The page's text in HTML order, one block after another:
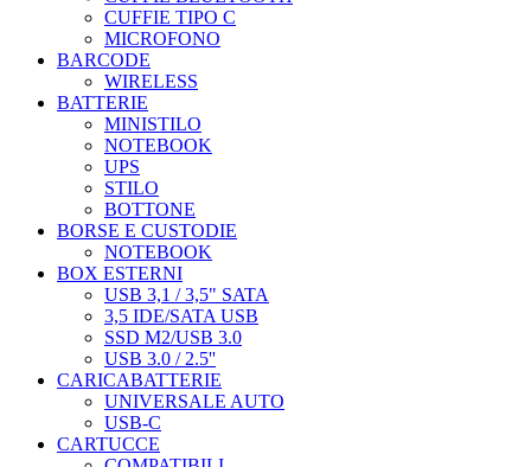
CUFFIE TIPO C
MICROFONO
BARCODE
WIRELESS
BATTERIE
MINISTILO
NOTEBOOK
UPS
STILO
BOTTONE
BORSE E CUSTODIE
NOTEBOOK
BOX ESTERNI
USB 3,1 / 3,5" SATA
3,5 IDE/SATA USB
SSD M2/USB 3.0
USB 3.0 / 2.5''
CARICABATTERIE
UNIVERSALE AUTO
USB-C
CARTUCCE